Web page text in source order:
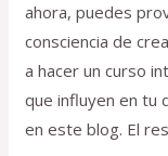
ahora, puedes
consciencia de
a hacer un curso
que influyen en tu
en este blog. El